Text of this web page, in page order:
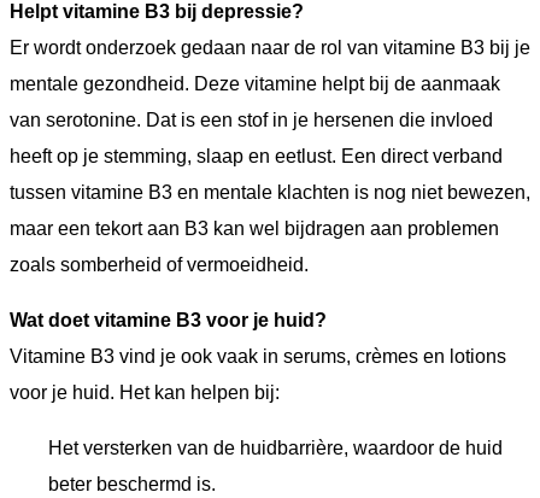
Helpt vitamine B3 bij depressie?
Er wordt onderzoek gedaan naar de rol van vitamine B3 bij je
mentale gezondheid. Deze vitamine helpt bij de aanmaak
van serotonine. Dat is een stof in je hersenen die invloed
heeft op je stemming, slaap en eetlust. Een direct verband
tussen vitamine B3 en mentale klachten is nog niet bewezen,
maar een tekort aan B3 kan wel bijdragen aan problemen
zoals somberheid of vermoeidheid.
Wat doet vitamine B3 voor je huid?
Vitamine B3 vind je ook vaak in serums, crèmes en lotions
voor je huid. Het kan helpen bij:
Het versterken van de huidbarrière, waardoor de huid
beter beschermd is.